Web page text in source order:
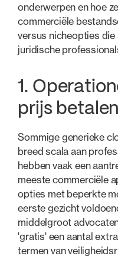
onderwerpen en hoe
commerciële
versus nicheopties
juridische
1.
prijs
Sommige generieke
breed scala aan
hebben vaak een
meeste commerciële
opties met beperkte
eerste gezicht
middelgroot
'gratis' een aantal
termen van